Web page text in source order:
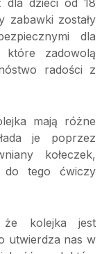
dla dzieci od 18
zabawki zostały
dla
zadowolą
radości z
mają różne
je poprzez
kołeczek,
tego ćwiczy
kolejka jest
utwierdza nas w